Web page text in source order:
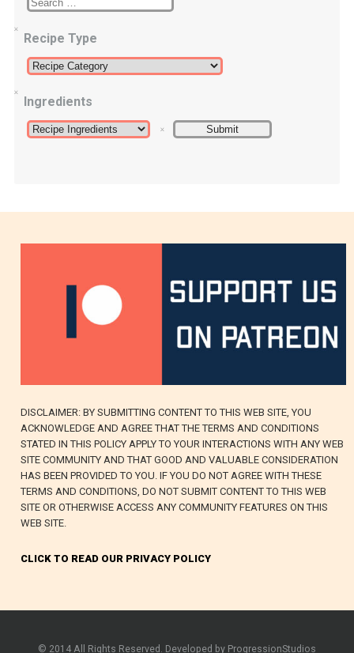
Recipe Type
Ingredients
DISCLAIMER: BY SUBMITTING CONTENT TO THIS WEB SITE, YOU
ACKNOWLEDGE AND AGREE THAT THE TERMS AND CONDITIONS
STATED IN THIS POLICY APPLY TO YOUR INTERACTIONS WITH ANY WEB
SITE COMMUNITY AND THAT GOOD AND VALUABLE CONSIDERATION
HAS BEEN PROVIDED TO YOU. IF YOU DO NOT AGREE WITH THESE
TERMS AND CONDITIONS, DO NOT SUBMIT CONTENT TO THIS WEB
SITE OR OTHERWISE ACCESS ANY COMMUNITY FEATURES ON THIS
WEB SITE.
CLICK TO READ OUR PRIVACY POLICY
© 2014 All Rights Reserved. Developed by ProgressionStudios